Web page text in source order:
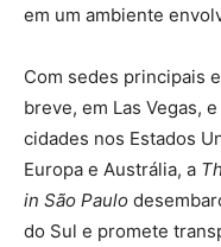
em um ambiente
Com sedes principais
breve, em Las Vegas,
cidades nos Estados
Europa e Austrália, a
in São Paulo
do Sul e promete